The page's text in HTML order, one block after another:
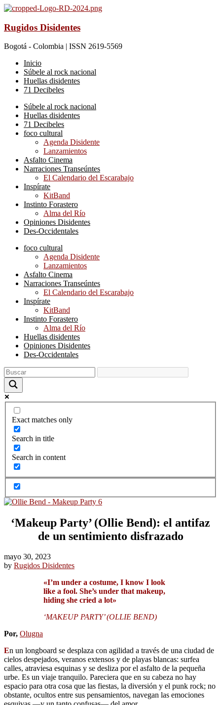
Rugidos Disidentes
Bogotá - Colombia | ISSN 2619-5569
Inicio
Súbele al rock nacional
Huellas disidentes
71 Decibeles
Súbele al rock nacional
Huellas disidentes
71 Decibeles
foco cultural
Agenda Disidente
Lanzamientos
Asfalto Cinema
Narraciones Transeúntes
El Calendario del Escarabajo
Inspírate
KitBand
Instinto Forastero
Alma del Río
Opiniones Disidentes
Des-Occidentales
foco cultural
Agenda Disidente
Lanzamientos
Asfalto Cinema
Narraciones Transeúntes
El Calendario del Escarabajo
Inspírate
KitBand
Instinto Forastero
Alma del Río
Huellas disidentes
Opiniones Disidentes
Des-Occidentales
Exact matches only
Search in title
Search in content
‘Makeup Party’ (Ollie Bend): el antifaz
de un sentimiento disfrazado
mayo 30, 2023
by Rugidos Disidentes
«I’m under a costume, I know I look
like a fool. She’s under that makeup,
hiding she cried a lot»
‘MAKEUP PARTY’ (OLLIE BEND)
Por, Olugna
En un longboard se desplaza con agilidad a través de una ciudad de
cielos despejados, veranos extensos y de playas blancas: surfea
calles, atraviesa esquinas y se desliza por el asfalto de la pequeña
urbe. Es un viaje tranquilo. Pareciera que en su cabeza no hay
espacio para otra cosa que las fiestas, la diversión y el punk rock; no
obstante, ocultos entre sus pensamientos, navegan las emociones